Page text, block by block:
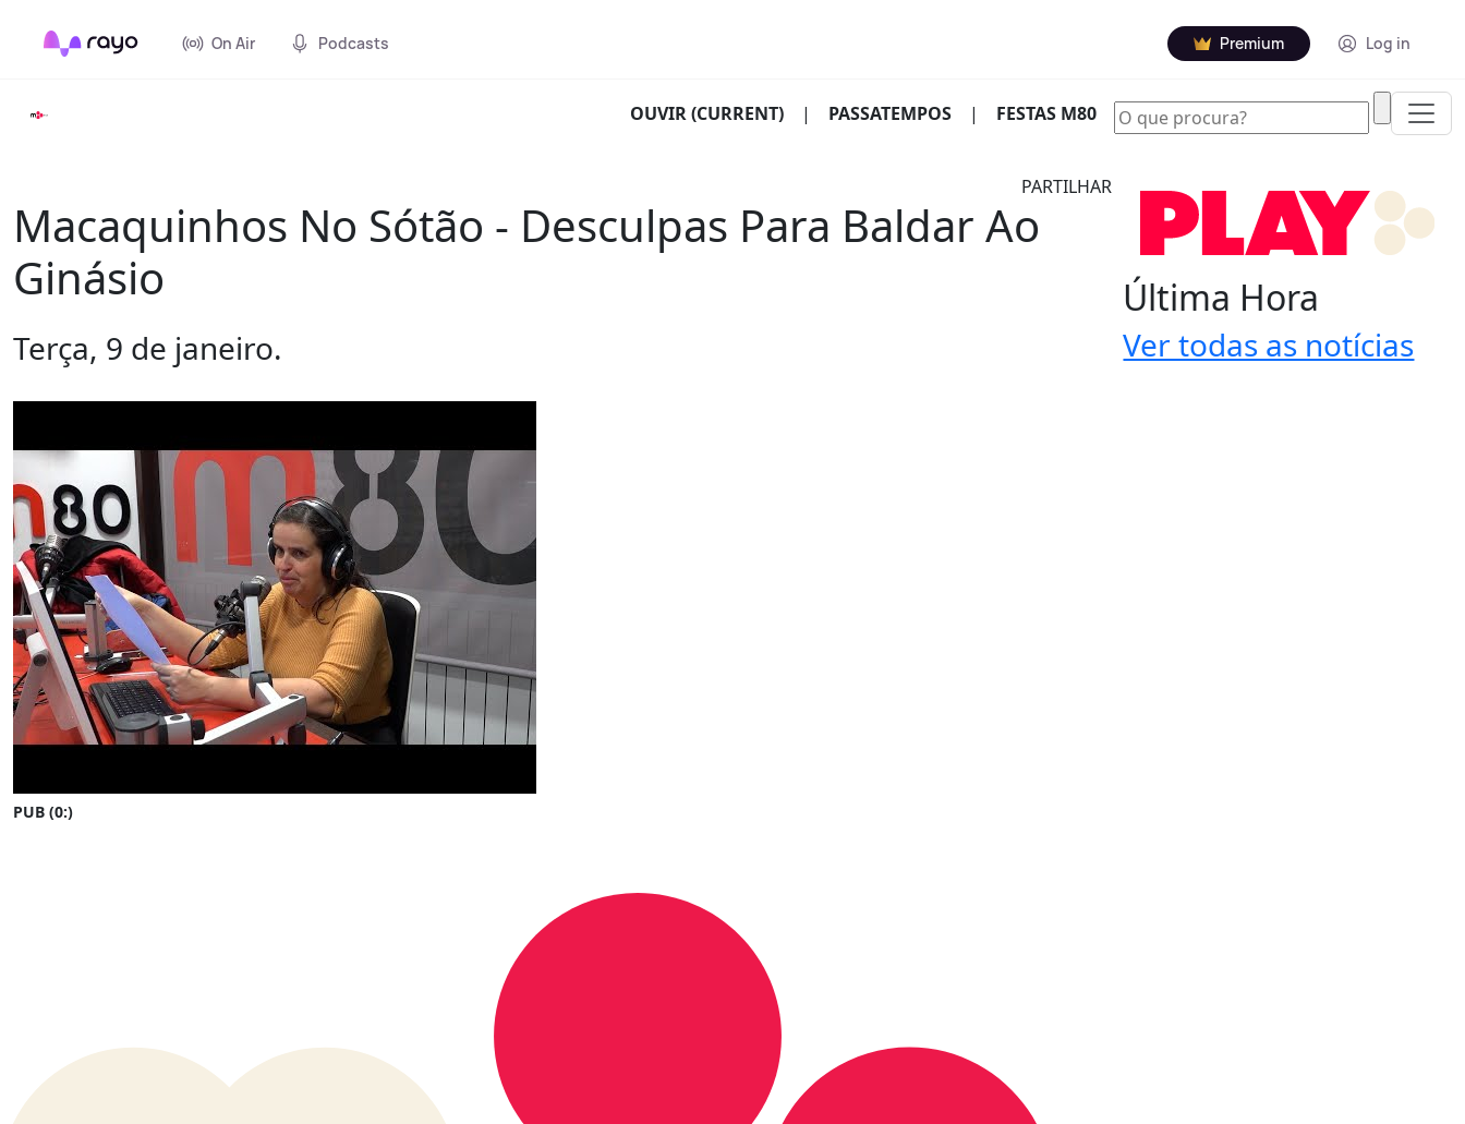
On Air Podcasts Premium Log in
OUVIR(CURRENT) | PASSATEMPOS | FESTAS M80
PARTILHAR
Macaquinhos No Sótão - Desculpas Para Baldar Ao
Ginásio
Terça, 9 de janeiro.
PUB (0:)
Última Hora
Ver todas as notícias